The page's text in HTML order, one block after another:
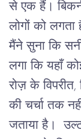
से एक हैं।
लोगों को लगता
मैंने सुना कि
लगा कि यहाँ
रोज़ के विपरीत,
की चर्चा तक
जताया है।